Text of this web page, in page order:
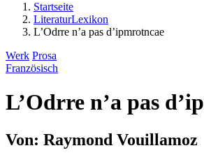
Startseite
LiteraturLexikon
L’Odrre n’a pas d’ipmrotncae
Werk Prosa
Französisch
L’Odrre n’a pas
Von: Raymond Vouillamoz